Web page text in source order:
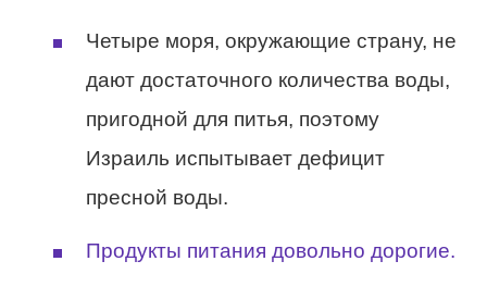
Четыре моря, окружающие страну, не
дают достаточного количества воды,
пригодной для питья, поэтому
Израиль испытывает дефицит
пресной воды.
Продукты питания довольно дорогие.